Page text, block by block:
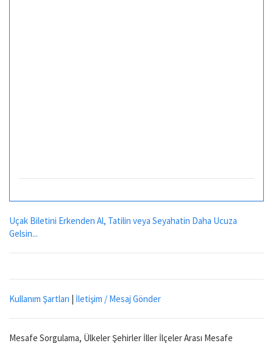
Uçak Biletini Erkenden Al, Tatilin veya Seyahatin Daha Ucuza
Gelsin...
Kullanım Şartları | İletişim / Mesaj Gönder
Mesafe Sorgulama, Ülkeler Şehirler İller İlçeler Arası Mesafe